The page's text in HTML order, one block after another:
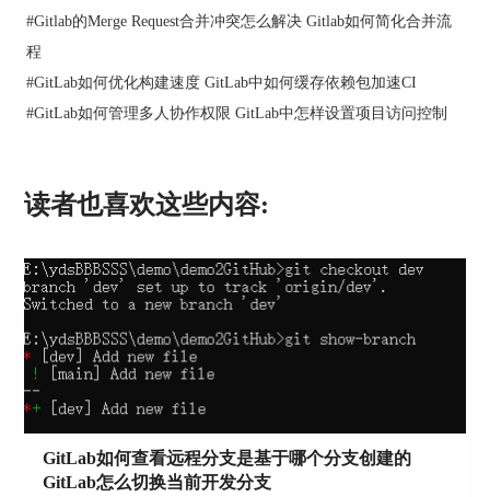
3、修改项目名称
找到【命名、主题、头像】并展开，在【项目名
#Gitlab的Merge Request合并冲突怎么解决 Gitlab如何简化合并流
程
#GitLab如何优化构建速度 GitLab中如何缓存依赖包加速CI
#GitLab如何管理多人协作权限 GitLab中怎样设置项目访问控制
读者也喜欢这些内容:
GitLab如何查看远程分支是基于哪个分支创建的
GitLab怎么切换当前开发分支